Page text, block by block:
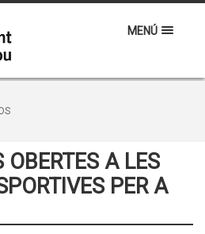
MENÚ
OBERTES A LES
PER A